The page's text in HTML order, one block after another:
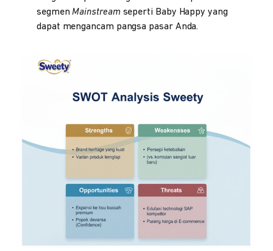
segmenMainstream seperti Baby Happy yang
dapat mengancam pangsa pasar Anda.